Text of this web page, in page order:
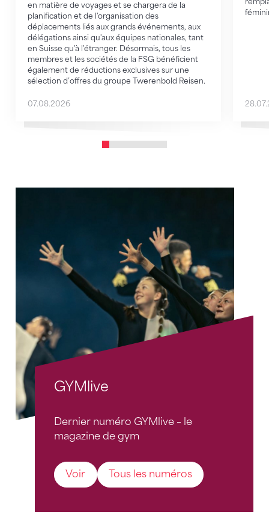
en matière de voyages et se chargera de la
planification et de l'organisation des
déplacements liés aux grands événements, aux
délégations ainsi qu'aux équipes nationales, tant
en Suisse qu'à l'étranger. Désormais, tous les
membres et les sociétés de la FSG bénéficient
également de réductions exclusives sur une
sélection d’offres du groupe Twerenbold Reisen.
07.08.2026
GYMlive
Dernier numéro GYMlive – le
magazine de gym
Voir Tous les numéros